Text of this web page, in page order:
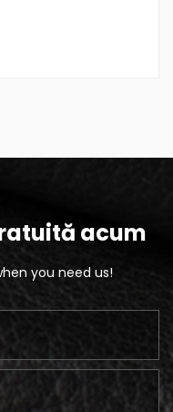
acum
you need us!